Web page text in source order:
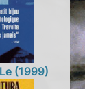
(1999)